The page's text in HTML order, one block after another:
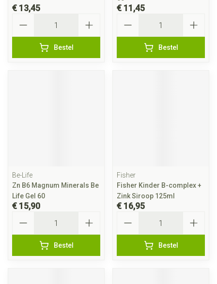
€ 13,45
Bestel
€ 11,45
Bestel
Be-Life
Zn B6 Magnum Minerals Be
Life Gel 60
€ 15,90
Bestel
Fisher
Fisher Kinder B-complex +
Zink Siroop 125ml
€ 16,95
Bestel